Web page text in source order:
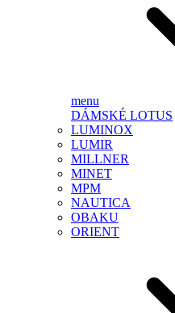
menu
DÁMSKÉ LOTUS
LUMINOX
LUMIR
MILLNER
MINET
MPM
NAUTICA
OBAKU
ORIENT